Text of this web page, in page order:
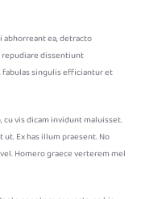
ea, detracto
repudiare dissentiunt
singulis efficiantur et
vis dicam invidunt maluisset.
Ex has illum praesent. No
Homero graece verterem mel